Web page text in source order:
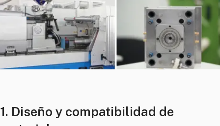
1. Diseño y compatibilidad de